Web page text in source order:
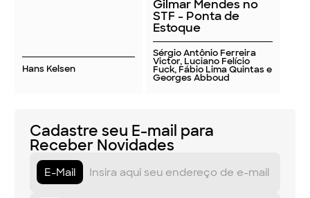
Hans Kelsen
Gilmar Mendes no
STF - Ponta de
Estoque
Sérgio Antônio Ferreira
Victor, Luciano Felício
Fuck, Fábio Lima Quintas e
Georges Abboud
Cadastre seu E-mail para
Receber Novidades
E-Mail